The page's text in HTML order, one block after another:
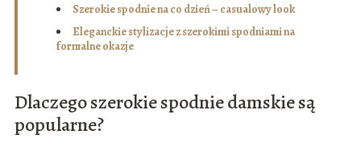
Szerokie spodnie na co dzień – casualowy look
Eleganckie stylizacje z szerokimi spodniami na
formalne okazje
Dlaczego szerokie spodnie damskie są
popularne?